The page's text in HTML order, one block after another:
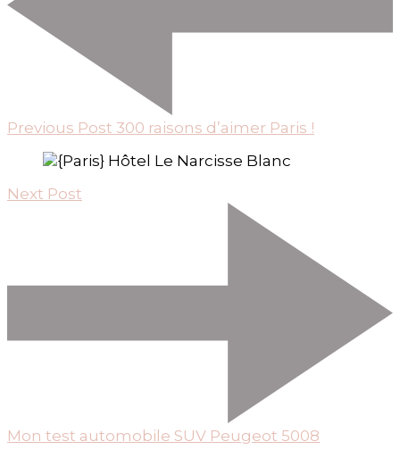
Previous Post 300 raisons d’aimer Paris !
Next Post
Mon test automobile SUV Peugeot 5008